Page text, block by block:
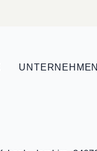
UNTERNEHMEN